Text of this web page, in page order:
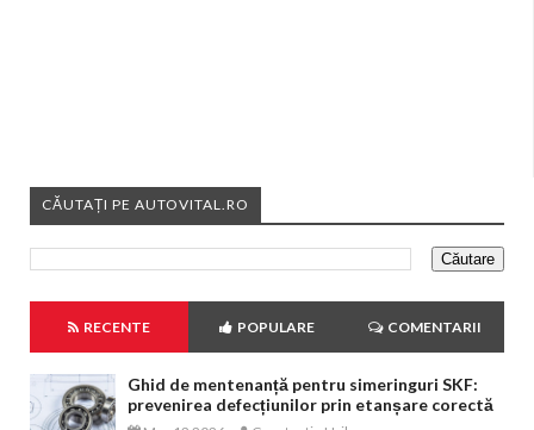
CĂUTAȚI PE AUTOVITAL.RO
RECENTE POPULARE COMENTARII
Ghid de mentenanță pentru simeringuri SKF:
prevenirea defecțiunilor prin etanșare corectă